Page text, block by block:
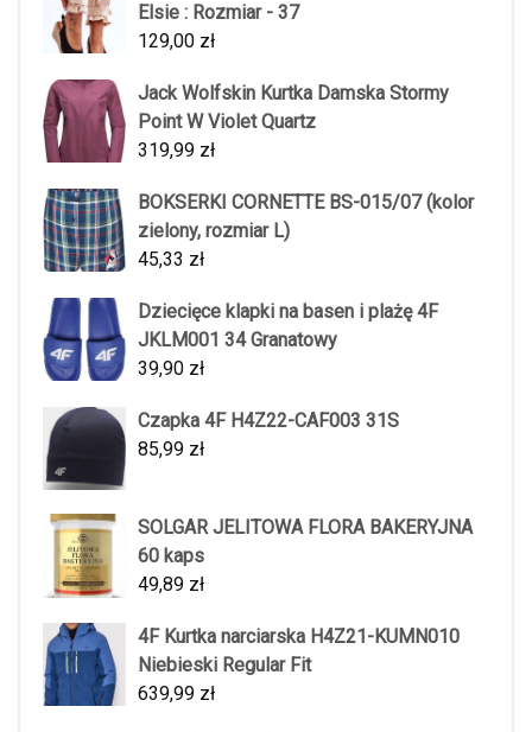
Elsie : Rozmiar - 37
129,00 zł
Jack Wolfskin Kurtka Damska Stormy
Point W Violet Quartz
319,99 zł
BOKSERKI CORNETTE BS-015/07 (kolor
zielony, rozmiar L)
45,33 zł
Dziecięce klapki na basen i plażę 4F
JKLM001 34 Granatowy
39,90 zł
Czapka 4F H4Z22-CAF003 31S
85,99 zł
SOLGAR JELITOWA FLORA BAKERYJNA
60 kaps
49,89 zł
4F Kurtka narciarska H4Z21-KUMN010
Niebieski Regular Fit
639,99 zł